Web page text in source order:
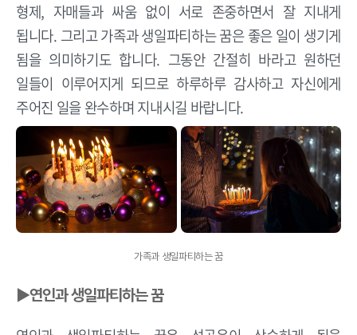
형제, 자매들과 싸움 없이 서로 존중하면서 잘 지내게
됩니다. 그리고 가족과 생일파티하는 꿈은 좋은 일이 생기게
됨을 의미하기도 합니다. 그동안 간절히 바라고 원하던
일들이 이루어지게 되므로 하루하루 감사하고 자신에게
주어진 일을 완수하며 지내시길 바랍니다.
가족과 생일파티하는 꿈
▶연인과 생일파티하는 꿈